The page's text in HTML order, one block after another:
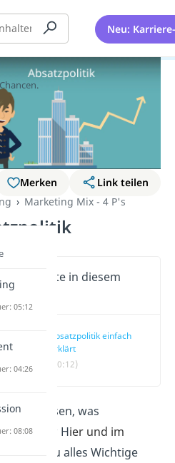
Neu:
Merken
Link teilen
Marketing Mix - 4 P's
Inhalte in diesem
Absatzpolitik einfach
erklärt
(00:12)
wissen, was
ist? Hier und im
ährst du alles Wichtige
05:12
04:26
08:08